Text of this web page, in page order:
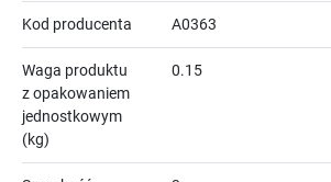
Kod producenta A0363
Waga produktu
z opakowaniem
jednostkowym
(kg)
0.15